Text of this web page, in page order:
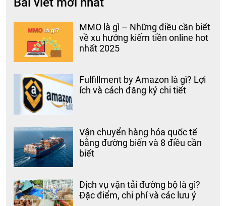
MMO là gì – Những điều cần biết
về xu hướng kiếm tiền online hot
nhất 2025
Fulfillment by Amazon là gì? Lợi
ích và cách đăng ký chi tiết
Vận chuyển hàng hóa quốc tế
bằng đường biển và 8 điều cần
biết
Dịch vụ vận tải đường bộ là gì?
Đặc điểm, chi phí và các lưu ý